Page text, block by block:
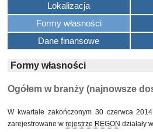
Lokalizacja
Formy własności
Dane finansowe
Formy własności
Ogółem w branży (najnowsze
W kwartale zakończonym 30 czerwca
zarejestrowane w rejestrze REGON działały w